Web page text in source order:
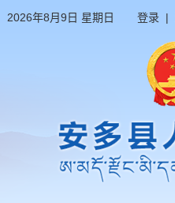
2026年8月9日 星期日 登录 |